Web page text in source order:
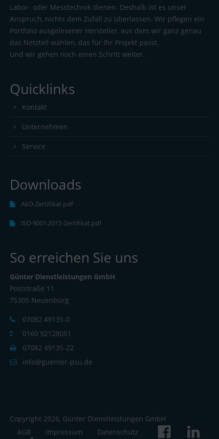
Labor- oder Messtechnik dienen. Deshalb ist es unser
Anspruch, nichts dem Zufall zu überlassen. Wir pflegen ein
Portfolio ausgelesener Hersteller, aus dem wir ganz genau
das Netzteil wählen, das für Ihr Projekt passt.
Und wir gehen noch einen Schritt weiter.
Quicklinks
Kontakt
Unternehmen
Service
Downloads
AEO-Zertifikat.pdf
ISO 9001:2015-Zertifikat.pdf
So erreichen Sie uns
Günter Dienstleistungen GmbH
Poststraße 11
75305 Neuenbürg
07082 49135-0
0160 92128051
07082 49135-22
info@guenter-psu.de
Copyright 2026, Günter Dienstleistungen GmbH
AGB
Impressum Datenschutz